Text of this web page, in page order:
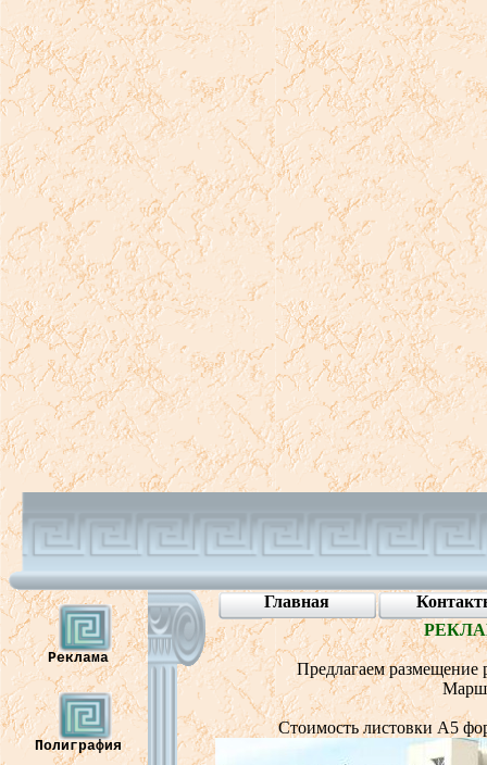
Реклама
Полиграфия
Главная
Предлагаем размещение
Стоимость листовки А5